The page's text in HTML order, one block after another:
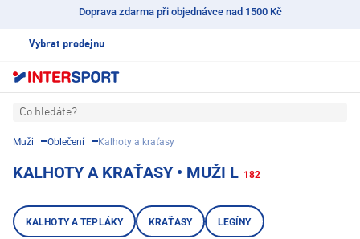
Doprava zdarma při objednávce nad 1500 Kč
Vybrat prodejnu
Co hledáte?
Muži Oblečení Kalhoty a kraťasy
KALHOTY A KRAŤASY • MUŽI L 182
KALHOTY A TEPLÁKY KRAŤASY LEGÍNY